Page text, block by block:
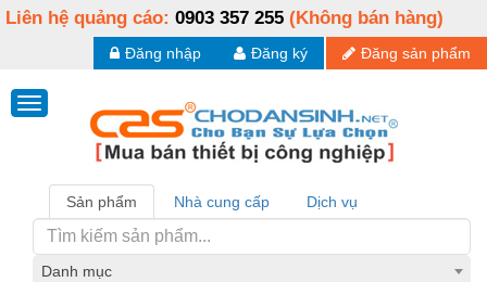
Liên hệ quảng cáo: 0903 357 255 (Không bán hàng)
Đăng sản phẩm
Đăng ký
Đăng nhập
Sản phẩm Nhà cung cấp Dịch vụ
Danh mục